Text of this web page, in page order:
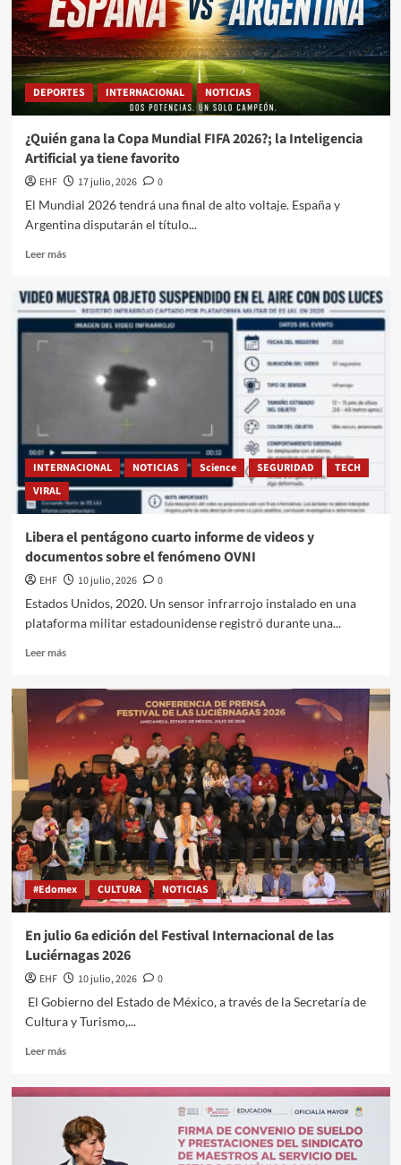
DEPORTES INTERNACIONAL NOTICIAS
¿Quién gana la Copa Mundial FIFA 2026?; la Inteligencia
Artificial ya tiene favorito
EHF 17 julio, 2026
0
El Mundial 2026 tendrá una final de alto voltaje. España y
Argentina disputarán el título...
Leer más
INTERNACIONAL NOTICIAS Science SEGURIDAD
TECH
VIRAL
Libera el pentágono cuarto informe de videos y
documentos sobre el fenómeno OVNI
EHF 10 julio, 2026
0
Estados Unidos, 2020. Un sensor infrarrojo instalado en una
plataforma militar estadounidense registró durante una...
Leer más
#Edomex CULTURA NOTICIAS
En julio 6a edición del Festival Internacional de las
Luciérnagas 2026
EHF 10 julio, 2026
0
El Gobierno del Estado de México, a través de la Secretaría de
Cultura y Turismo,...
Leer más